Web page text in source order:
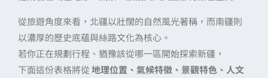
從旅遊角度來看，北疆以壯闊的自然風光著稱，而南疆則
以濃厚的歷史底蘊與絲路文化為核心。
若你正在規劃行程、猶豫該從哪一區開始探索新疆，
下面這份表格將從地理位置、氣候特徵、景觀特色、人文